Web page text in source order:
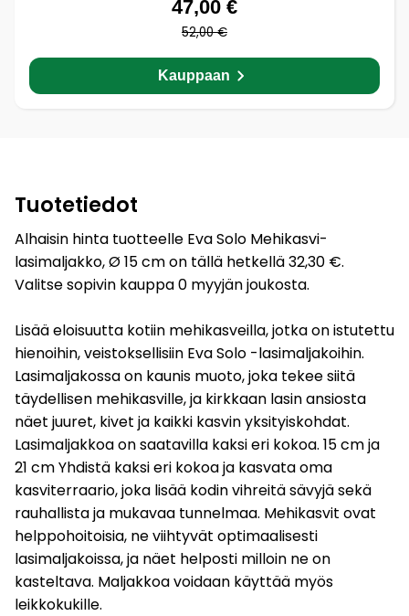
47,00 €
52,00 €
Kauppaan
Tuotetiedot
Alhaisin hinta tuotteelle Eva Solo Mehikasvi-
lasimaljakko, Ø 15 cm on tällä hetkellä 32,30 €.
Valitse sopivin kauppa 0 myyjän joukosta.
Lisää eloisuutta kotiin mehikasveilla, jotka on istutettu
hienoihin, veistoksellisiin Eva Solo -lasimaljakoihin.
Lasimaljakossa on kaunis muoto, joka tekee siitä
täydellisen mehikasville, ja kirkkaan lasin ansiosta
näet juuret, kivet ja kaikki kasvin yksityiskohdat.
Lasimaljakkoa on saatavilla kaksi eri kokoa. 15 cm ja
21 cm Yhdistä kaksi eri kokoa ja kasvata oma
kasviterraario, joka lisää kodin vihreitä sävyjä sekä
rauhallista ja mukavaa tunnelmaa. Mehikasvit ovat
helppohoitoisia, ne viihtyvät optimaalisesti
lasimaljakoissa, ja näet helposti milloin ne on
kasteltava. Maljakkoa voidaan käyttää myös
leikkokukille.